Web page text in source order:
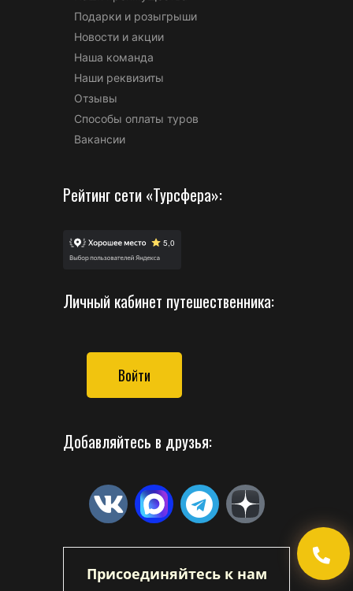
Подарки и розыгрыши
Новости и акции
Наша команда
Наши реквизиты
Отзывы
Способы оплаты туров
Вакансии
Рейтинг сети «Турсфера»:
Личный кабинет путешественника:
Войти
Добавляйтесь в друзья:
Присоединяйтесь к нам